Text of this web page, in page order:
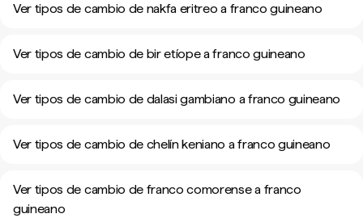
Ver tipos de cambio de nakfa eritreo a franco guineano
Ver tipos de cambio de bir etíope a franco guineano
Ver tipos de cambio de dalasi gambiano a franco guineano
Ver tipos de cambio de chelín keniano a franco guineano
Ver tipos de cambio de franco comorense a franco
guineano